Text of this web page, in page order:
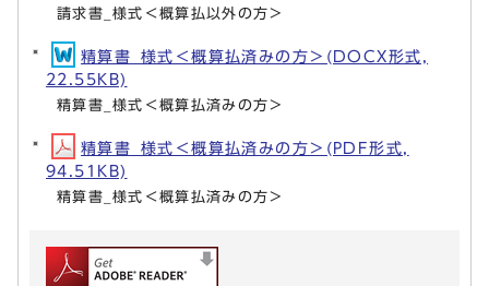
請求書_様式＜概算払以外の方＞
精算書_様式＜概算払済みの方＞(DOCX形式,
22.55KB)
精算書_様式＜概算払済みの方＞
精算書_様式＜概算払済みの方＞(PDF形式,
94.51KB)
精算書_様式＜概算払済みの方＞